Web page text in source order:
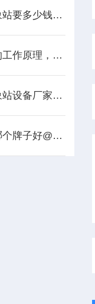
一个小型气象站要多少钱-风途报价实惠！
小型气象站的工作原理，来听风途科普【2022已更新】
田间小型气象站设备厂家-风途靠得住【2022已更新】
小型气象站哪个牌子好@风途不错#高温预警